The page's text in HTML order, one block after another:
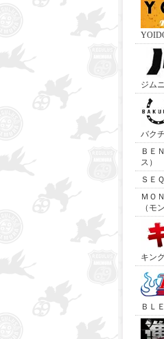
ジム
バクチ
ＢＥ
ス）
ＳＥ
ＭＯ
（モ
キン
ＢＬ